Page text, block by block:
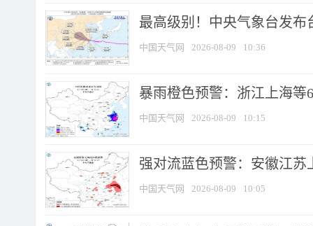
最高级别！中央气象台发布
中国天气网 2026-08-09 10:36
暴雨橙色预警：浙江上海等
中国天气网 2026-08-09 10:15
强对流蓝色预警：安徽江苏
中国天气网 2026-08-09 10:05